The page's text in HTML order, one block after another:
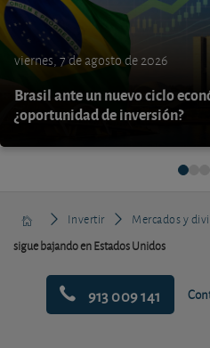
viernes, 7 de agosto de 2026
Brasil ante un nuevo ciclo
¿oportunidad de inversión?
Invertir Mercados y
sigue bajando en Estados Unidos
913 009 141